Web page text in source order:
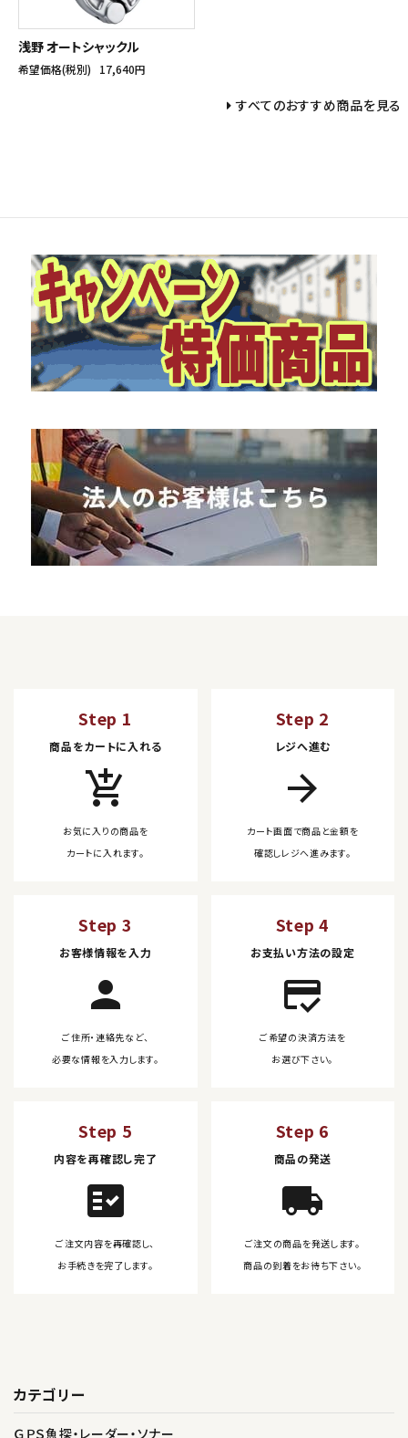
浅野 オートシャックル
希望価格(税別) 17,640円
すべてのおすすめ商品を見る
Step 1
商品をカートに入れる
add_shopping_cart
お気に入りの商品を
カートに入れます。
Step 2
レジへ進む
arrow_forward
カート画面で商品と金額を
確認しレジへ進みます。
Step 3
お客様情報を入力
person
ご住所・連絡先など、
必要な情報を入力します。
Step 4
お支払い方法の設定
credit_score
ご希望の決済方法を
お選び下さい。
Step 5
内容を再確認し完了
fact_check
ご注文内容を再確認し、
お手続きを完了します。
Step 6
商品の発送
local_shipping
ご注文の商品を発送します。
商品の到着をお待ち下さい。
カテゴリー
ＧＰＳ魚探・レーダー・ソナー